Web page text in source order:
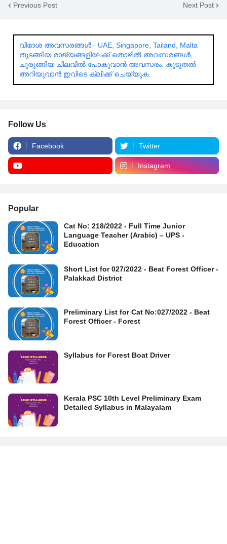
Previous Post Next Post
വിദേശ അവസരങ്ങൾ - UAE, Singapore, Tailand, Malta
തുടങ്ങിയ രാജ്യങ്ങളിലേക്ക് തൊഴിൽ അവസരങ്ങൾ,
ചുരുങ്ങിയ ചിലവിൽ പോകുവാൻ അവസരം. കൂടുതൽ
അറിയുവാൻ ഇവിടെ ക്ലിക്ക് ചെയ്യുക.
Follow Us
Facebook Twitter
Instagram
Popular
Cat No: 218/2022 - Full Time Junior
Language Teacher (Arabic) – UPS -
Education
Short List for 027/2022 - Beat Forest Officer -
Palakkad District
Preliminary List for Cat No:027/2022 - Beat
Forest Officer - Forest
Syllabus for Forest Boat Driver
Kerala PSC 10th Level Preliminary Exam
Detailed Syllabus in Malayalam